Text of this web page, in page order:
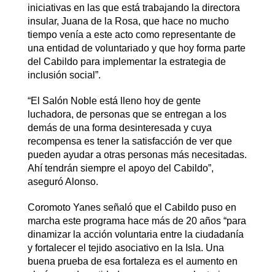
iniciativas en las que está trabajando la directora
insular, Juana de la Rosa, que hace no mucho
tiempo venía a este acto como representante de
una entidad de voluntariado y que hoy forma parte
del Cabildo para implementar la estrategia de
inclusión social”.
“El Salón Noble está lleno hoy de gente
luchadora, de personas que se entregan a los
demás de una forma desinteresada y cuya
recompensa es tener la satisfacción de ver que
pueden ayudar a otras personas más necesitadas.
Ahí tendrán siempre el apoyo del Cabildo”,
aseguró Alonso.
Coromoto Yanes señaló que el Cabildo puso en
marcha este programa hace más de 20 años “para
dinamizar la acción voluntaria entre la ciudadanía
y fortalecer el tejido asociativo en la Isla. Una
buena prueba de esa fortaleza es el aumento en